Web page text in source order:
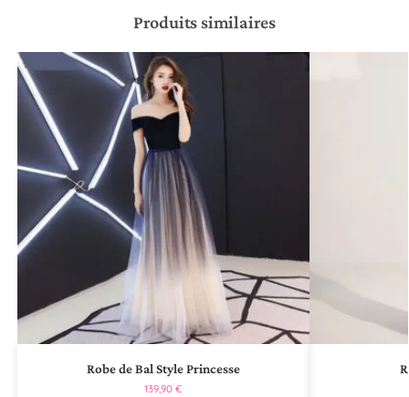
Produits similaires
Robe de Bal Style Princesse
139,90€